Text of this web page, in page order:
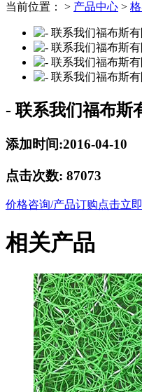
当前位置： > 产品中心 >
- 联系我们福布斯
添加时间:2016-04-10
点击次数: 87073
价格咨询/产品订购点击立
相关产品